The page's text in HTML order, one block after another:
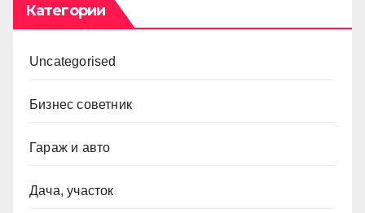
Категории
Uncategorised
Бизнес советник
Гараж и авто
Дача, участок